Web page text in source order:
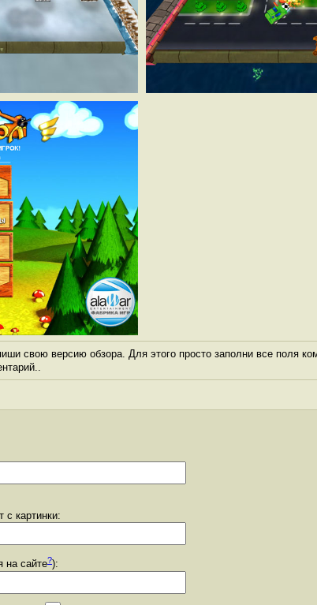
свою версию обзора. Для этого просто заполни все поля
с картинки:
на сайте?):